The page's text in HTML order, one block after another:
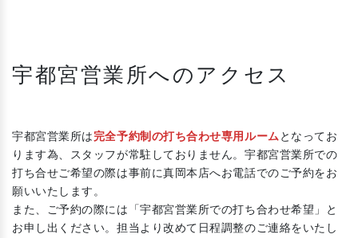
宇都宮営業所へのアクセス
宇都宮営業所は完全予約制の打ち合わせ専用ルーム となってお
ります為、スタッフが常駐しておりません。宇都宮営業所での
打ち合せご希望の際は事前に真岡本店へお電話でのご予約をお
願いいたします。
また、ご予約の際には「宇都宮営業所での打ち合わせ希望」と
お申し出ください。担当より改めて日程調整のご連絡をいたし